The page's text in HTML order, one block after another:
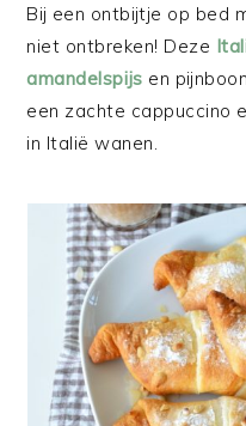
Bij een ontbijtje op bed
niet ontbreken! Deze
amandelspijs en
een zachte cappuccino
in Italië wanen.